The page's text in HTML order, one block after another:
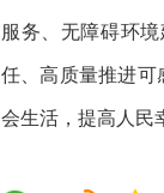
服务、无障碍环
任、高质量推进可
会生活，提高人民